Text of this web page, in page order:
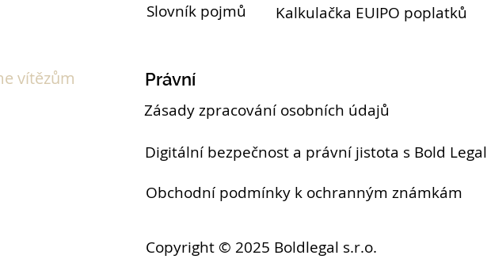
vítězům
Slovník pojmů Kalkulačka EUIPO poplatků
Právní
Zásady zpracování osobních údajů
Digitální bezpečnost a právní jistota s Bold Legal
Obchodní podmínky k ochranným známkám
Copyright © 2025 Boldlegal s.r.o.